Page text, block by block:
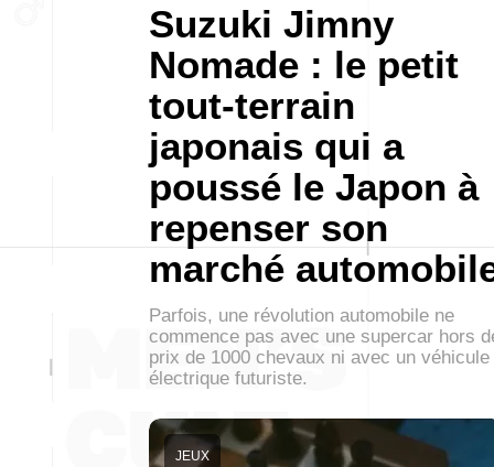
Suzuki Jimny
Nomade : le petit
tout-terrain
japonais qui a
poussé le Japon à
repenser son
marché
Parfois, une révolution automobile ne
commence pas avec une supercar hors
prix de 1000 chevaux ni avec un véhicule
électrique futuriste.
JEUX